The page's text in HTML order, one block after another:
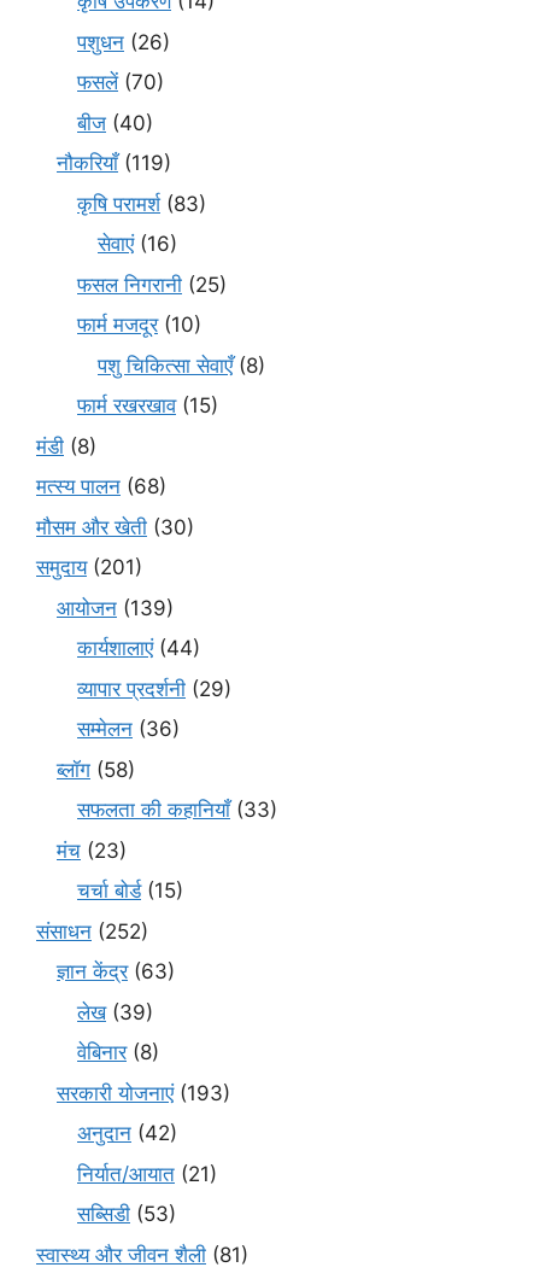
पशुधन (26)
फसलें(70)
बीज (40)
नौकरियाँ(119)
कृषि परामर्श(83)
सेवाएं(16)
फसल निगरानी (25)
फार्म मजदूर(10)
पशु चिकित्सा सेवाएँ(8)
फार्म रखरखाव(15)
मंडी (8)
मत्स्य पालन (68)
मौसम और खेती (30)
समुदाय(201)
आयोजन (139)
कार्यशालाएं(44)
व्यापार प्रदर्शनी (29)
सम्मेलन (36)
ब्लॉग (58)
सफलता की कहानियाँ(33)
मंच (23)
चर्चा बोर्ड(15)
संसाधन (252)
ज्ञान केंद्र(63)
लेख(39)
वेबिनार(8)
सरकारी योजनाएं(193)
अनुदान (42)
निर्यात/आयात (21)
सब्सिडी (53)
स्वास्थ्य और जीवन शैली (81)